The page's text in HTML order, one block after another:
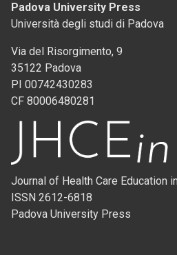
Padova University Press
Università degli studi di Padova
Via del Risorgimento, 9
35122 Padova
PI 00742430283
CF 80006480281
Journal of Health Care Education
ISSN 2612-6818
Padova University Press